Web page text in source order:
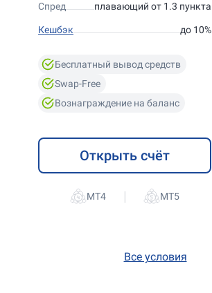
Спред плавающий от 1.3 пункта
Кешбэк до 10%
Бесплатный вывод средств
Swap-Free
Вознаграждение на баланс
Открыть счёт
|
Все условия